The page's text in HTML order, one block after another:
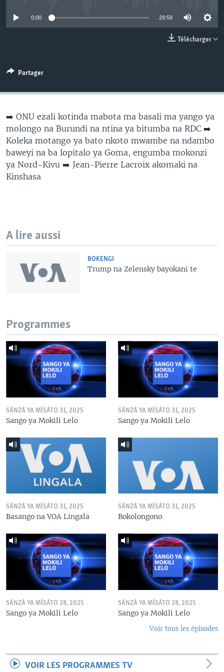
SCIENCE/TECHNOLOGIE
0:00 29:59
Télécharger
Partager
➡️ ONU ezali kotinda mabota ma basali ma yango ya
molongo na Burundi na ntina ya bitumba na RDC ➡️
Koleka motango ya bato nkoto mwambe na ndambo
baweyi na ba lopitalo ya Goma, engumba mokonzi
ya Nord-Kivu ➡️ Jean-Pierre Lacroix akomaki na
Kinshasa
A lire aussi
BOKENGI
Trump na Zelensky bayokani te
Programmes
SÁNZÁ YA MÍSÁTO 31, 2025
Sango ya Mokili Lelo
SÁNZÁ YA MÍSÁTO 31, 2025
Sango ya Mokili Lelo
SÁNZÁ YA MÍSÁTO 31, 2025
Basango na VOA Lingala
SÁNZÁ YA MÍSÁTO 31, 2025
Bokolongono
SÁNZÁ YA MÍSÁTO 28, 2025
Sango ya Mokili Lelo
SÁNZÁ YA MÍSÁTO 28, 2025
Sango ya Mokili Lelo
Voir tous les épisodes
VOIR LES PROGRAMMES TV